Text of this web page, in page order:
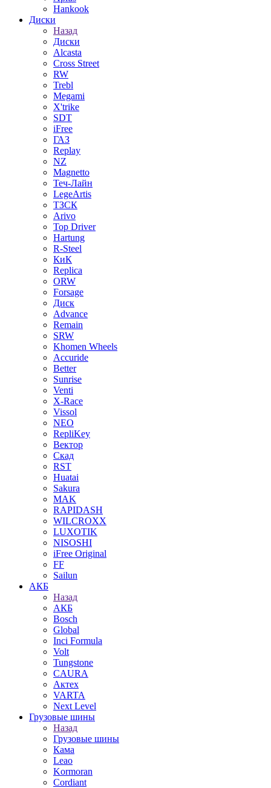
Hankook
Диски
Назад
Диски
Alcasta
Cross Street
RW
Trebl
Megami
X'trike
SDT
iFree
ГАЗ
Replay
NZ
Magnetto
Теч-Лайн
LegeArtis
ТЗСК
Arivo
Top Driver
Hartung
R-Steel
КиК
Replica
ORW
Forsage
Диск
Advance
Remain
SRW
Khomen Wheels
Accuride
Better
Sunrise
Venti
X-Race
Vissol
NEO
RepliKey
Вектор
Скад
RST
Huatai
Sakura
MAK
RAPIDASH
WILCROXX
LUXOTIK
NISOSHI
iFree Original
FF
Sailun
АКБ
Назад
АКБ
Bosch
Global
Inci Formula
Volt
Tungstone
CAURA
Актех
VARTA
Next Level
Грузовые шины
Назад
Грузовые шины
Кама
Leao
Kormoran
Cordiant